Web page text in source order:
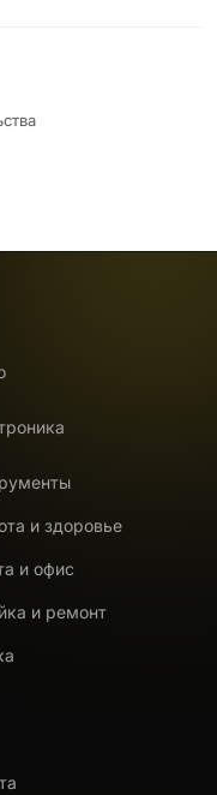
и здоровье
и офис
и ремонт